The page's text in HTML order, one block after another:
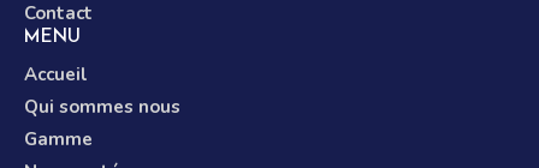
MENU
Accueil
Qui sommes nous
Gamme
Contact